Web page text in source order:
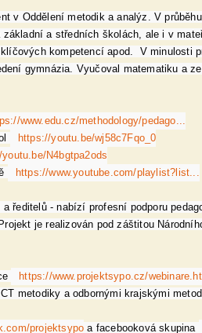
v Oddělení metodik a analýz. V
a středních školách, ale i v
kompetencí apod.  V minulosti
gymnázia. Vyučoval matematiku a
www.edu.cz/methodology/pedago...
https://youtu.be/wj58c7Fqo_0
N4bgtpa2ods
https://www.youtube.com/playlist?list...
ředitelů - nabízí profesní podporu
je realizován pod záštitou
https://www.projektsypo.cz/
metodiky a odbornými krajskými
projektsypo a facebooková skupina